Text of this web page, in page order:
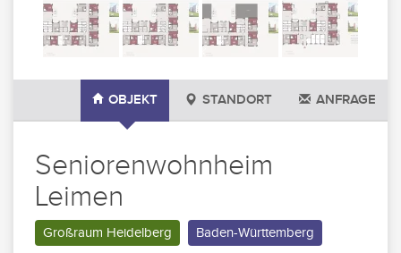
OBJEKT STANDORT ANFRAGE
Seniorenwohnheim
Leimen
Großraum Heidelberg Baden-Württemberg